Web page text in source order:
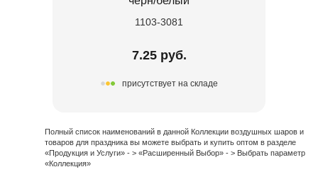
1103-3081
7.25 руб.
присутствует на складе
Полный список наименований в данной Коллекции воздушных шаров и
товаров для праздника вы можете выбрать и купить оптом в разделе
«Продукция и Услуги» - > «Расширенный Выбор» - > Выбрать параметр
«Коллекция»